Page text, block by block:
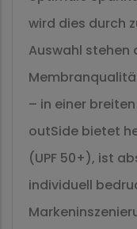
wird dies durch
Auswahl stehen
– in einer
outSide bietet
(UPF 50+), ist
individuell